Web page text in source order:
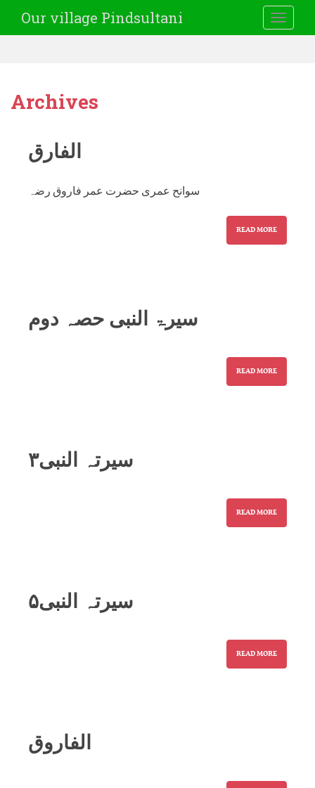
Our village Pindsultani
Archives
الفارق
سوانح عمری حضرت عمر فاروق رضہ
READ MORE
سیرۃ النبی حصہ دوم
READ MORE
۳سیرتہ النبی
READ MORE
۵سیرتہ النبی
READ MORE
الفاروق